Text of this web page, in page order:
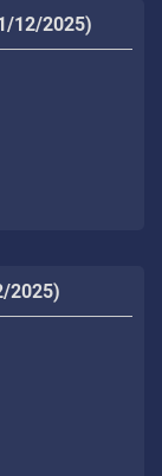
12/2025)
2025)